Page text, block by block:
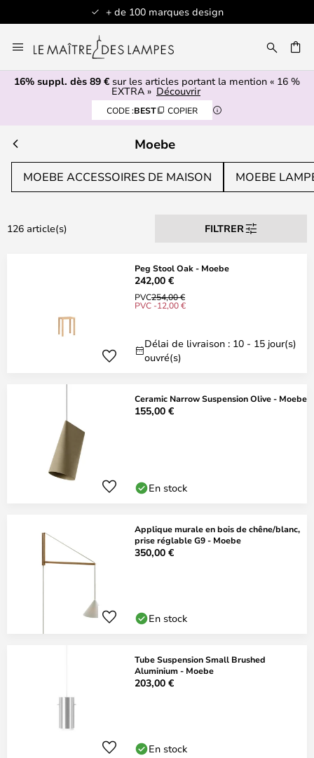
+ de 100 marques design
au
contenu
16% suppl. dès 89 € sur les articles portant la mention « 16 %
EXTRA » Découvrir
CODE :BEST COPIER
Moebe
MOEBE ACCESSOIRES DE MAISON MOEBE
126 article(s) FILTRER
Peg Stool Oak - Moebe
242,00 €
PVC254,00 €
PVC -12,00 €
Délai de livraison : 10 - 15 jour(s)
ouvré(s)
Ceramic Narrow Suspension Olive - Moebe
155,00 €
En stock
Applique murale en bois de chêne/blanc,
prise réglable G9 - Moebe
350,00 €
En stock
Tube Suspension Small Brushed
Aluminium - Moebe
203,00 €
En stock